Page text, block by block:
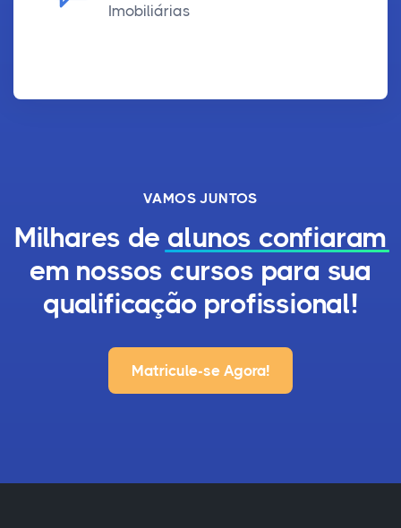
Imobiliárias
VAMOS JUNTOS
Milhares de alunos confiaram
em nossos cursos para sua
qualificação profissional!
Matricule-se Agora!